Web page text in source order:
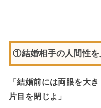
①結婚相手の人間性を
「結婚前には両眼を大
片目を閉じよ」